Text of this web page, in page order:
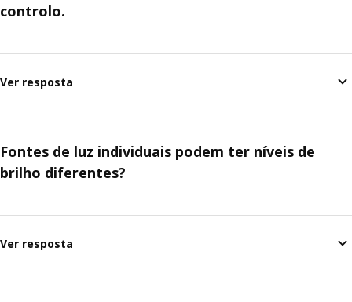
controlo.
Ver resposta
Fontes de luz individuais podem ter níveis de
brilho diferentes?
Ver resposta